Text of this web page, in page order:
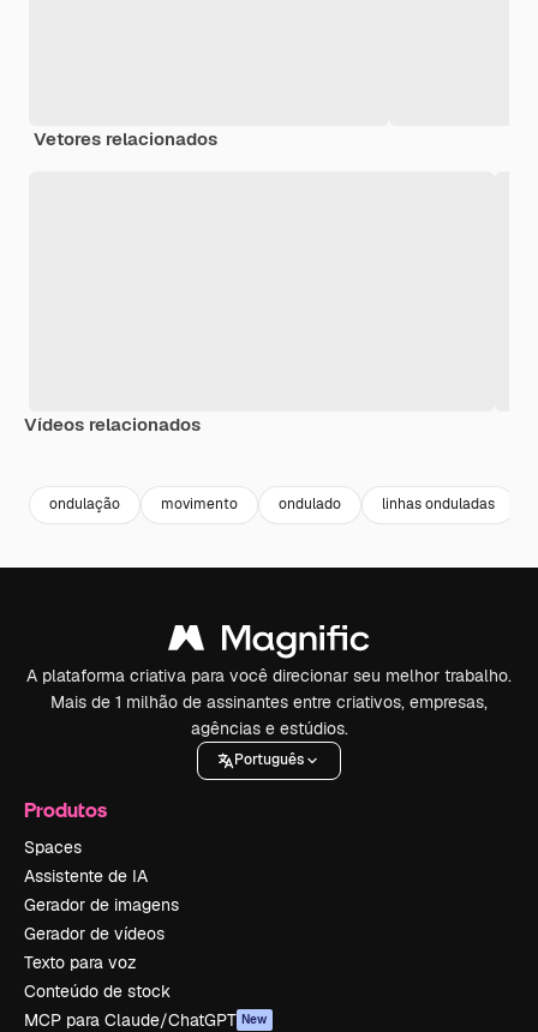
Vetores relacionados
Vídeos relacionados
ondulação movimento ondulado linhas onduladas
A plataforma criativa para você direcionar seu melhor trabalho.
Mais de 1 milhão de assinantes entre criativos, empresas,
agências e estúdios.
Português
Produtos
Spaces
Assistente de IA
Gerador de imagens
Gerador de vídeos
Texto para voz
Conteúdo de stock
MCP para Claude/ChatGPT New